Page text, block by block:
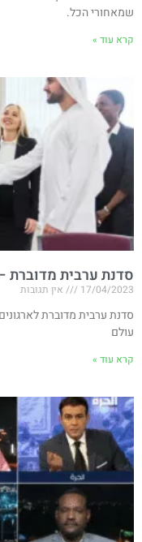
שמאחורי הכל.
קרא עוד »
סדנת ערבית מדוברת
17/04/2023 אין תגובות
סדנת ערבית מדוברת
עולם
קרא עוד »